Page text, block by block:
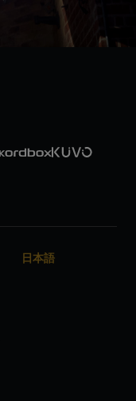
日本語